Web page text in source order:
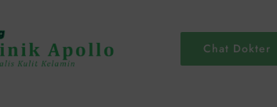
Chat Dokter